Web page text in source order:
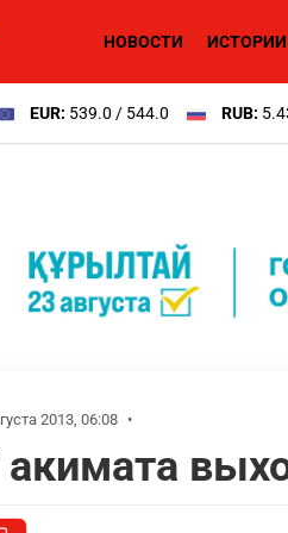
НОВОСТИ ИСТОРИИ
EUR: 539.0 / 544.0 RUB:
2013, 06:08 •